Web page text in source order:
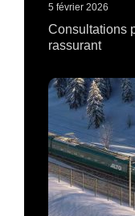
5 février 2026
Consultations
rassurant